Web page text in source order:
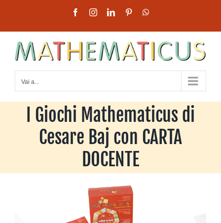
contenuto
FacebookInstagramLinkedInPinterest
Vai a...
I Giochi Mathematicus di
Cesare Baj con CARTA
DOCENTE